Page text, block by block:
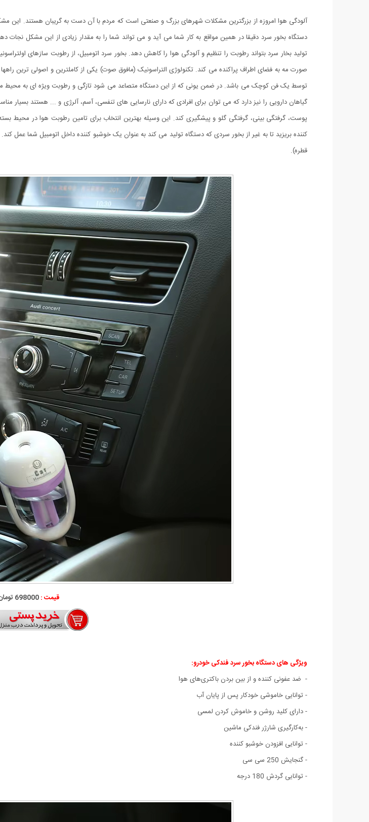
آلودگی هوا امروزه از بزرگترین مشکلات شهرهای بزرگ و صنعتی است که مردم با آن دست به گریبان هستند. این
دستگاه بخور سرد دقیقا در همین مواقع به کار شما می آید و می تواند شما را به مقدار زیادی از این مشکل نجات
تولید بخار سرد بتواند رطوبت را تنظیم و آلودگی هوا را کاهش دهد. بخور سرد اتومبیل، از رطوبت سازهای
گیاهان دارویی را نیز دارد که می توان برای افرادی که دارای نارسایی های تنفسی، آسم، آلرژی و ... هستند
پوست، گرفتگی بینی، گرفتگی گلو و پیشگیری کند. این وسیله بهترین انتخاب برای تامین رطوبت هوا در محیط
قطره).
قیمت :698000 تومان
ویژگی های دستگاه بخور سرد فندکی خودرو:
- ضد عفونی کننده و از بین بردن باکتری‌های هوا
- توانایی خاموشی خودکار پس از پایان آب
- دارای کلید روشن و خاموش کردن لمسی
- به‌کارگیری شارژر فندکی ماشین
- توانایی افزودن خوشبو کننده
- گنجایش 250 سی سی
- توانایی گردش 180 درجه